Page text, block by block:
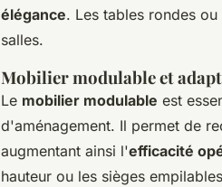
élégance. Les tables rondes
salles.
Mobilier modulable et
Le mobilier modulable est
d'aménagement. Il permet de
augmentant ainsi l'efficacité
hauteur ou les sièges